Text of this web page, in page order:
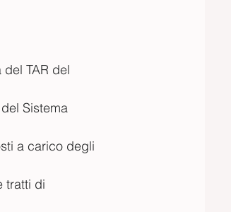
TAR del
Sistema
a carico degli
tratti di